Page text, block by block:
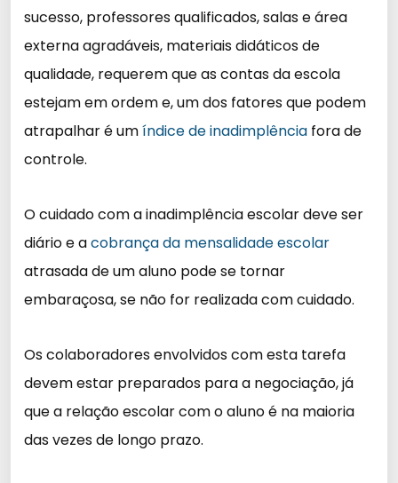
sucesso, professores qualificados, salas e área
externa agradáveis, materiais didáticos de
qualidade, requerem que as contas da escola
estejam em ordem e, um dos fatores que podem
atrapalhar é umíndice de inadimplência fora de
controle.
O cuidado com a inadimplência escolar deve ser
diário e acobrança da mensalidade escolar
atrasada de um aluno pode se tornar
embaraçosa, se não for realizada com cuidado.
Os colaboradores envolvidos com esta tarefa
devem estar preparados para a negociação, já
que a relação escolar com o aluno é na maioria
das vezes de longo prazo.